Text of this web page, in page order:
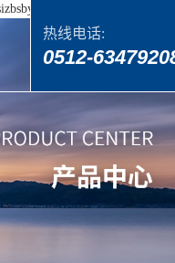
wwwroot/source/
热线电话:
0512-